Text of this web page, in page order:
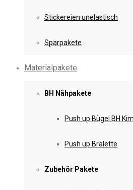
Stickereien unelastisch
Sparpakete
Materialpakete
BH Nähpakete
Push up Bügel BH Kim
Push up Bralette
Zubehör Pakete